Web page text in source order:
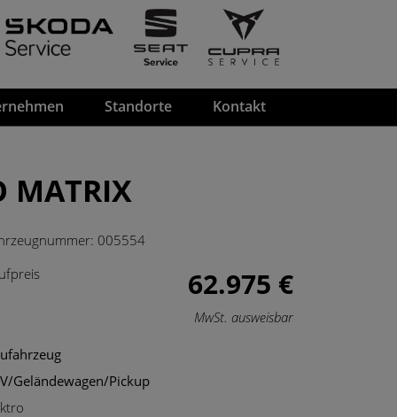
Standorte Kontakt
MATRIX
005554
62.975 €
MwSt. ausweisbar
Geländewagen/Pickup